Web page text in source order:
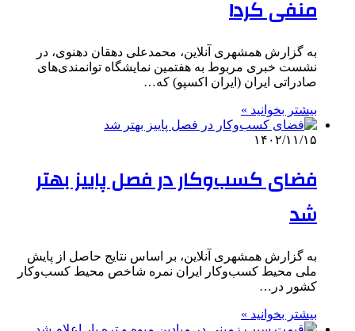
منفی کرد!
به گزارش همشهری آنلاین، محمدعلی دهقان دهنوی، در
نشست خبری مربوط به هفتمین نمایشگاه توانمندی‌های
صادراتی ایران (ایران اکسپو) که…
بیشتر بخوانید »
۱۴۰۲/۱۱/۱۵
فضای کسب‌وکار در فصل پاییز بهتر
شد
به گزارش همشهری آنلاین، بر اساس نتایج حاصل از پایش
ملی محیط کسب‌وکار ایران نمره شاخص محیط کسب‌وکار
کشور در…
بیشتر بخوانید »